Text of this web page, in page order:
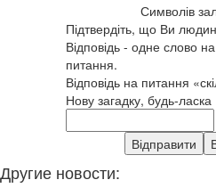
Символів
Підтвердіть, що Ви
Відповідь - одне слово
питання.
Відповідь на питання
Нову загадку, будь-ласка
Другие новости: